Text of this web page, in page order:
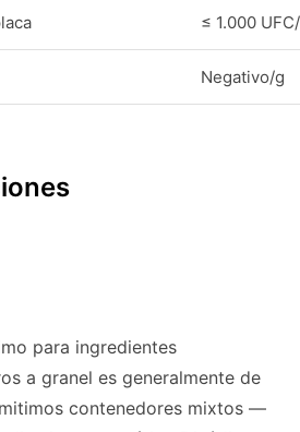
≤ 1.000
Negativo/g
para ingredientes
a granel es generalmente de
contenedores mixtos —